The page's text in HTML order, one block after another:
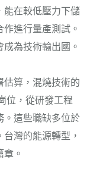
能在較低壓力下儲
進行量產測試。
為技術輸出國。
估算，混燒技術的
位，從研發工程
。這些職缺多位於
灣的能源轉型，
。